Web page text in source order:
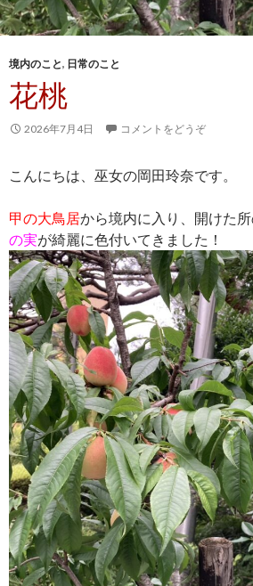
境内のこと, 日常のこと
花桃
2026年7月4日 コメントをどうぞ
こんにちは、巫女の岡田玲奈です。
甲の大鳥居から境内に入り、開けた所
の実が綺麗に色付いてきました！